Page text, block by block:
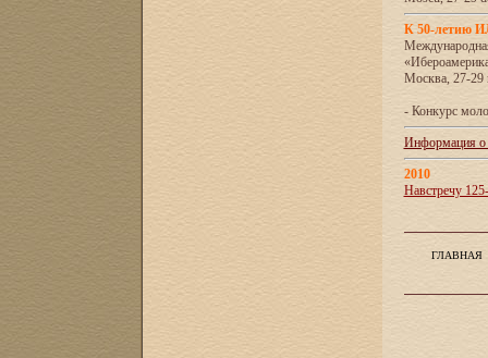
К 50-летию
Москва, 27-29
- Конкурс
Информация о
2010
Навстречу
ГЛАВНАЯ